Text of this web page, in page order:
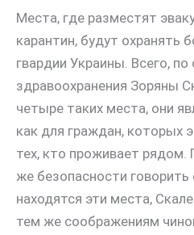
Места, где разместят
карантин, будут охранять
гвардии Украины. Всего,
здравоохранения Зоряны
четыре таких места, они
как для граждан, которых
тех, кто проживает рядом.
же безопасности
находятся эти места,
тем же соображениям